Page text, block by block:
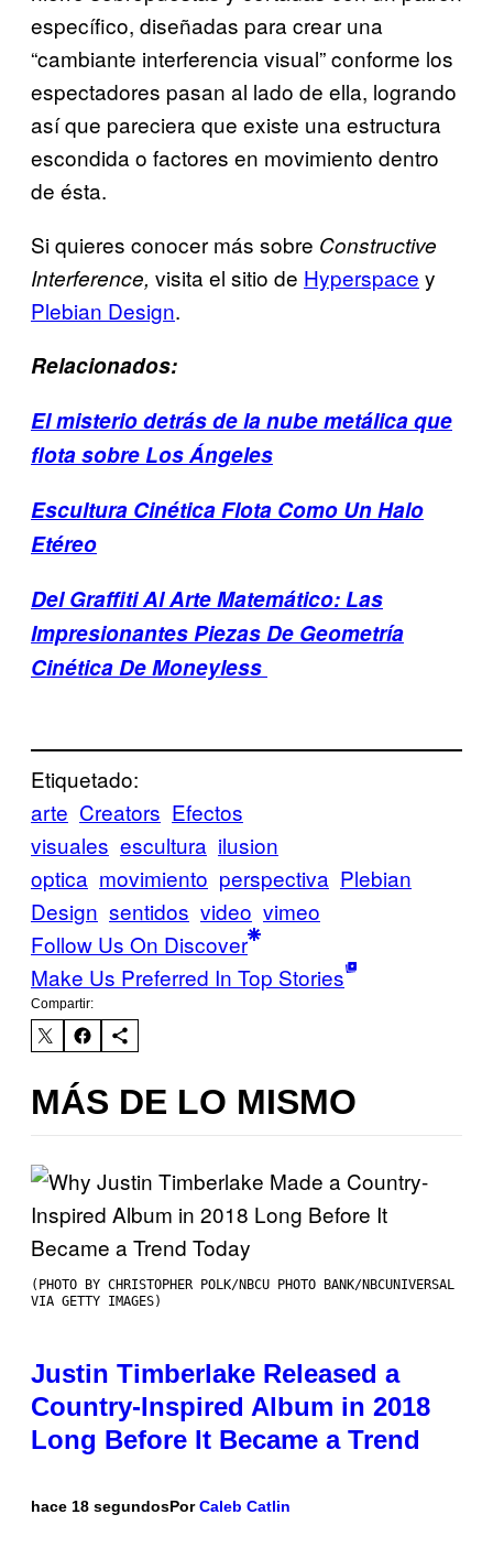
específico, diseñadas para crear una
“cambiante interferencia visual” conforme los
espectadores pasan al lado de ella, logrando
así que pareciera que existe una estructura
escondida o factores en movimiento dentro
de ésta.
Si quieres conocer más sobre Constructive
Interference, visita el sitio de Hyperspace y
Plebian Design.
Relacionados:
El misterio detrás de la nube metálica que
flota sobre Los Ángeles
Escultura Cinética Flota Como Un Halo
Etéreo
Del Graffiti Al Arte Matemático: Las
Impresionantes Piezas De Geometría
Cinética De Moneyless
Etiquetado:
arte Creators Efectos
visuales escultura ilusion
optica movimiento perspectiva Plebian
Design sentidos video vimeo
Follow Us On Discover
Make Us Preferred In Top Stories
Compartir:
MÁS DE LO MISMO
(PHOTO BY CHRISTOPHER POLK/NBCU PHOTO BANK/NBCUNIVERSAL
VIA GETTY IMAGES)
Justin Timberlake Released a
Country-Inspired Album in 2018
Long Before It Became a Trend
hace 18 segundosPorCaleb Catlin